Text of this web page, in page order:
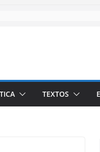
TEXTOS